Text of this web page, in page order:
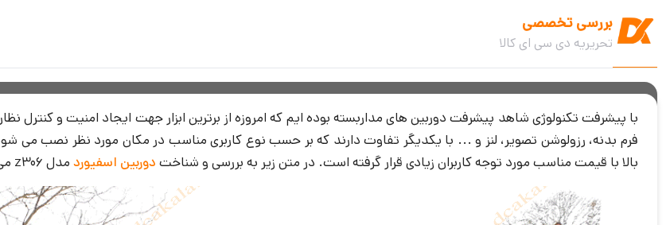
بررسی تخصصی
تحریریه دی سی ای کالا
با پیشرفت تکنولوژی شاهد پیشرفت دوربین های مداربسته بوده ایم که امروزه از برترین ابزار جهت ایجاد امنیت و کنترل
فرم بدنه، رزولوشن تصویر، لنز و ... با یکدیگر تفاوت دارند که بر حسب نوع کاربری مناسب در مکان مورد نظر نصب می
بالا با قیمت مناسب مورد توجه کاربران زیادی قرار گرفته است. در متن زیر به بررسی و شناخت دوربین اسفیورد مدل z306 می پردازیم.